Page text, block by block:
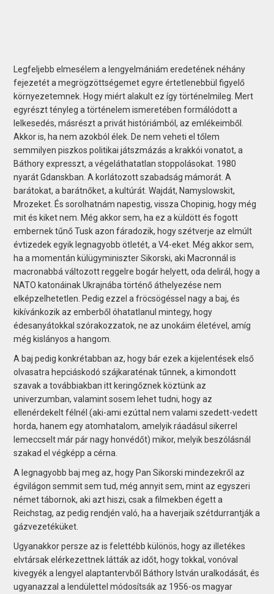
Legfeljebb elmesélem a lengyelmániám eredetének néhány
fejezetét a megrögzöttségemet egyre értetlenebbül figyelő
környezetemnek. Hogy miért alakult ez így történelmileg. Mert
egyrészt tényleg a történelem ismeretében formálódott a
lelkesedés, másrészt a privát históriámból, az emlékeimből.
Akkor is, ha nem azokból élek. De nem veheti el tőlem
semmilyen piszkos politikai játszmázás a krakkói vonatot, a
Báthory expresszt, a végeláthatatlan stoppolásokat. 1980
nyarát Gdanskban. A korlátozott szabadság mámorát. A
barátokat, a barátnőket, a kultúrát. Wajdát, Namyslowskit,
Mrozeket. És sorolhatnám napestig, vissza Chopinig, hogy még
mit és kiket nem. Még akkor sem, ha ez a küldött és fogott
embernek tűnő Tusk azon fáradozik, hogy szétverje az elmúlt
évtizedek egyik legnagyobb ötletét, a V4-eket. Még akkor sem,
ha a momentán külügyminiszter Sikorski, aki Macronnál is
macronabbá változott reggelre bogár helyett, oda delirál, hogy a
NATO katonáinak Ukrajnába történő áthelyezése nem
elképzelhetetlen. Pedig ezzel a fröcsögéssel nagy a baj, és
kikívánkozik az emberből óhatatlanul mintegy, hogy
édesanyátokkal szórakozzatok, ne az unokáim életével, amíg
még kislányos a hangom.
A baj pedig konkrétabban az, hogy bár ezek a kijelentések első
olvasatra hepciáskodó szájkaraténak tűnnek, a kimondott
szavak a továbbiakban itt keringőznek köztünk az
univerzumban, valamint sosem lehet tudni, hogy az
ellenérdekelt félnél (aki-ami ezúttal nem valami szedett-vedett
horda, hanem egy atomhatalom, amelyik ráadásul sikerrel
lemeccselt már pár nagy honvédőt) mikor, melyik beszólásnál
szakad el végképp a cérna.
A legnagyobb baj meg az, hogy Pan Sikorski mindezekről az
égvilágon semmit sem tud, még annyit sem, mint az egyszeri
német tábornok, aki azt hiszi, csak a filmekben égett a
Reichstag, az pedig rendjén való, ha a haverjaik szétdurrantják a
gázvezetéküket.
Ugyanakkor persze az is felettébb különös, hogy az illetékes
elvtársak elérkezettnek látták az időt, hogy tokkal, vonóval
kivegyék a lengyel alaptantervből Báthory István uralkodását, és
ugyanazzal a lendülettel módosítsák az 1956-os magyar